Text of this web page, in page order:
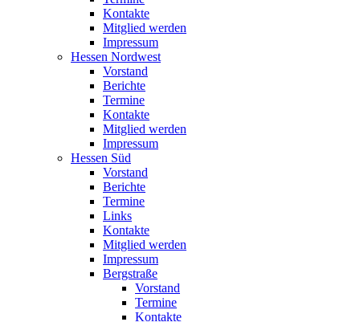
Kontakte
Mitglied werden
Impressum
Hessen Nordwest
Vorstand
Berichte
Termine
Kontakte
Mitglied werden
Impressum
Hessen Süd
Vorstand
Berichte
Termine
Links
Kontakte
Mitglied werden
Impressum
Bergstraße
Vorstand
Termine
Kontakte